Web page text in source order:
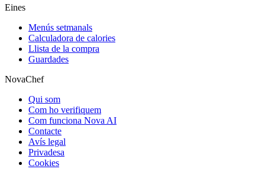
Eines
Menús setmanals
Calculadora de calories
Llista de la compra
Guardades
NovaChef
Qui som
Com ho verifiquem
Com funciona Nova AI
Contacte
Avís legal
Privadesa
Cookies